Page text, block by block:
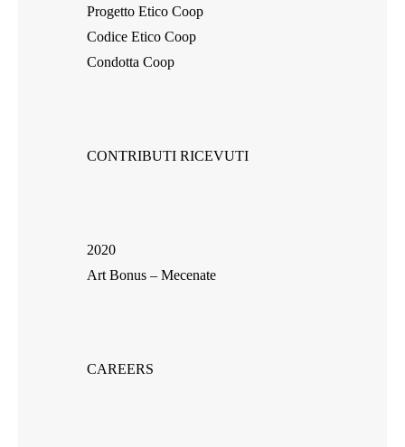
Progetto Etico Coop
Codice Etico Coop
Condotta Coop
CONTRIBUTI RICEVUTI
2020
Art Bonus – Mecenate
CAREERS